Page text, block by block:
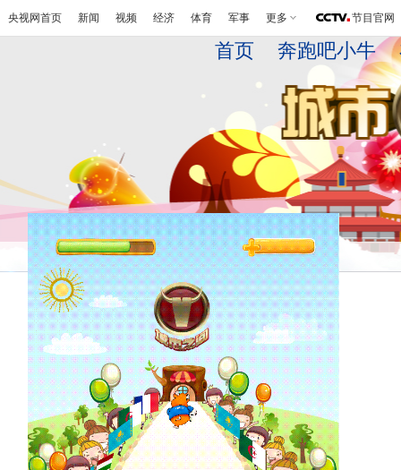
央视网首页 新闻 视频 经济 体育 军事 更多 节目官网
首页 奔跑吧小牛